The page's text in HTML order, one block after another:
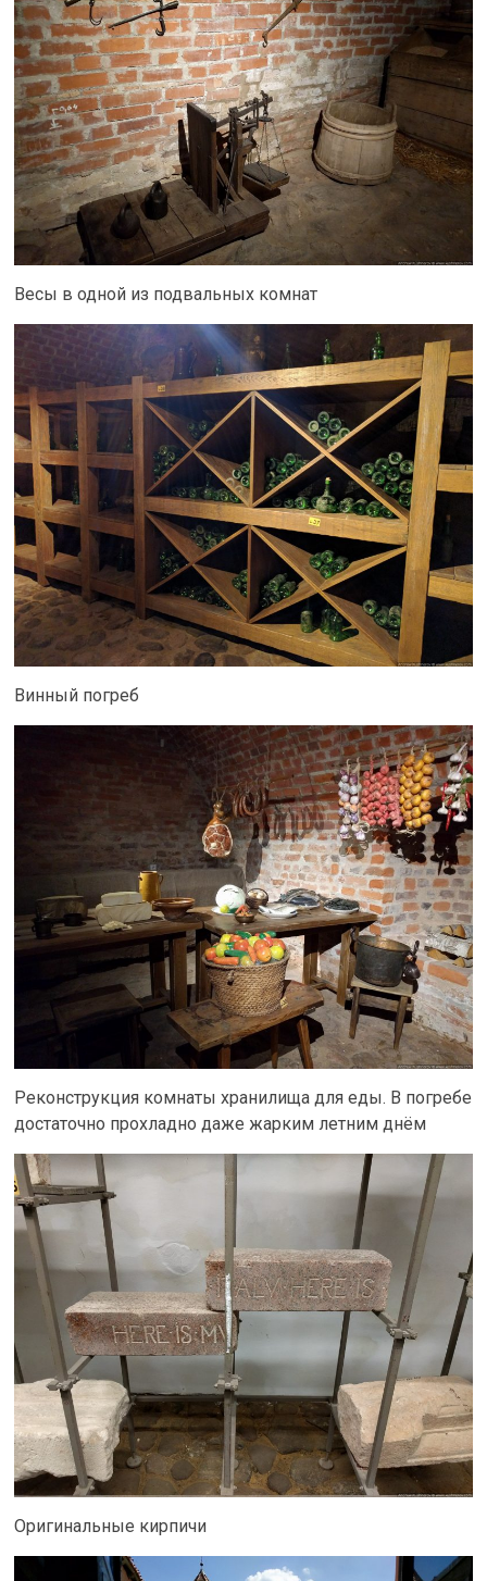
Весы в одной из подвальных комнат
Винный погреб
Реконструкция комнаты хранилища для еды. В погребе
достаточно прохладно даже жарким летним днём
Оригинальные кирпичи